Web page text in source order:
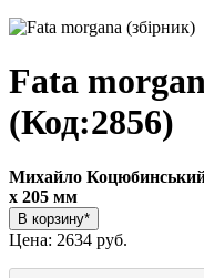
Fata
(Код:2856)
Михайло
x 205 мм
Цена: 2634 руб.